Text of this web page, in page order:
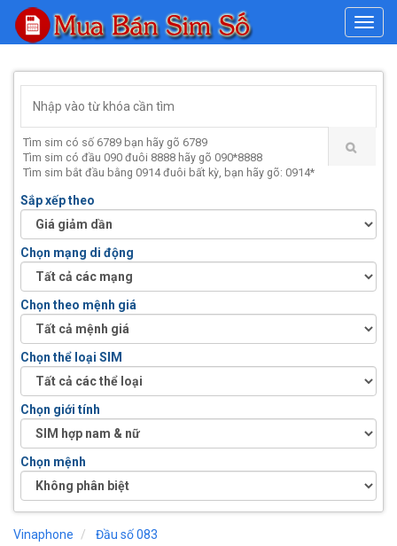
#
Tìm sim có số 6789 bạn hãy gõ 6789
Tìm sim có đầu 090 đuôi 8888 hãy gõ 090*8888
Tìm sim bắt đầu bằng 0914 đuôi bất kỳ, bạn hãy gõ: 0914*
Sắp xếp theo
Chọn mạng di động
Chọn theo mệnh giá
Chọn thể loại SIM
Chọn giới tính
Chọn mệnh
Vinaphone Đầu số 083